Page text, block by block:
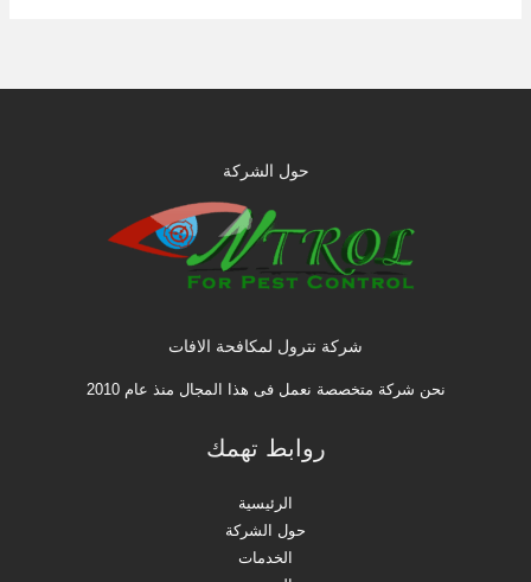
حول الشركة
شركة نترول لمكافحة الافات
نحن شركة متخصصة نعمل فى هذا المجال منذ عام 2010
روابط تهمك
الرئيسية
حول الشركة
الخدمات